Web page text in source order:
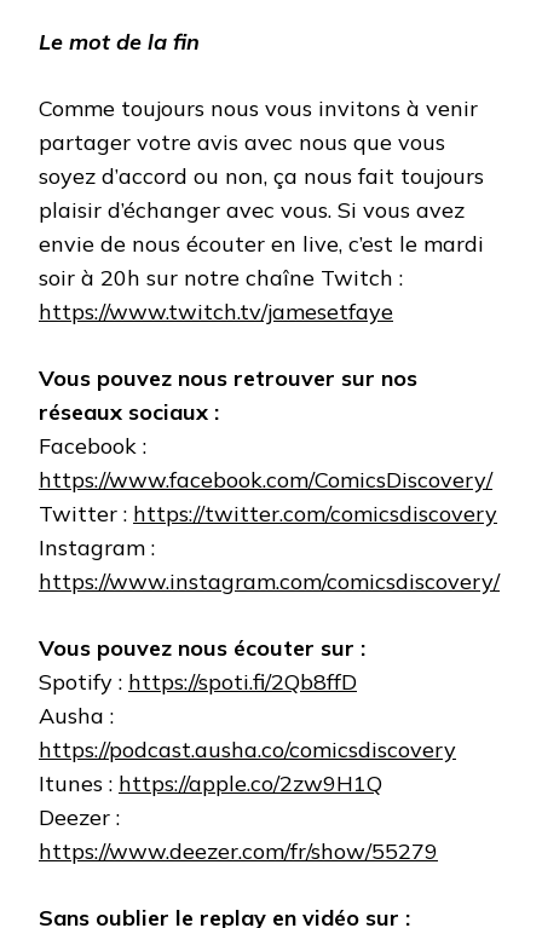
Le mot de la fin
Comme toujours nous vous invitons à venir
partager votre avis avec nous que vous
soyez d’accord ou non, ça nous fait toujours
plaisir d’échanger avec vous. Si vous avez
envie de nous écouter en live, c’est le mardi
soir à 20h sur notre chaîne Twitch :
https://www.twitch.tv/jamesetfaye
Vous pouvez nous retrouver sur nos
réseaux sociaux :
Facebook :
https://www.facebook.com/ComicsDiscovery/
Twitter : https://twitter.com/comicsdiscovery
Instagram :
https://www.instagram.com/comicsdiscovery/
Vous pouvez nous écouter sur :
Spotify : https://spoti.fi/2Qb8ffD
Ausha :
https://podcast.ausha.co/comicsdiscovery
Itunes : https://apple.co/2zw9H1Q
Deezer :
https://www.deezer.com/fr/show/55279
Sans oublier le replay en vidéo sur :